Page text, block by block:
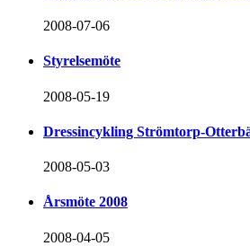
2008-07-06
Styrelsemöte
2008-05-19
Dressincykling Strömtorp-
2008-05-03
Årsmöte 2008
2008-04-05